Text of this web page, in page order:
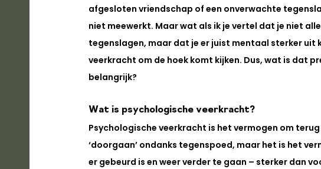
afgesloten vriendschap of een onverwachte
niet meewerkt. Maar wat als ik je vertel dat je niet
tegenslagen, maar dat je er juist mentaal sterker uit
veerkracht om de hoek komt kijken. Dus, wat is dat
belangrijk?
Wat is psychologische veerkracht?
Psychologische veerkracht is het vermogen om
‘doorgaan’ ondanks tegenspoed, maar het is het
er gebeurd is en weer verder te gaan – sterker dan